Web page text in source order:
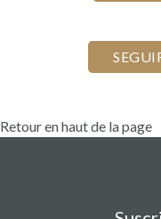
Retour en haut de la page